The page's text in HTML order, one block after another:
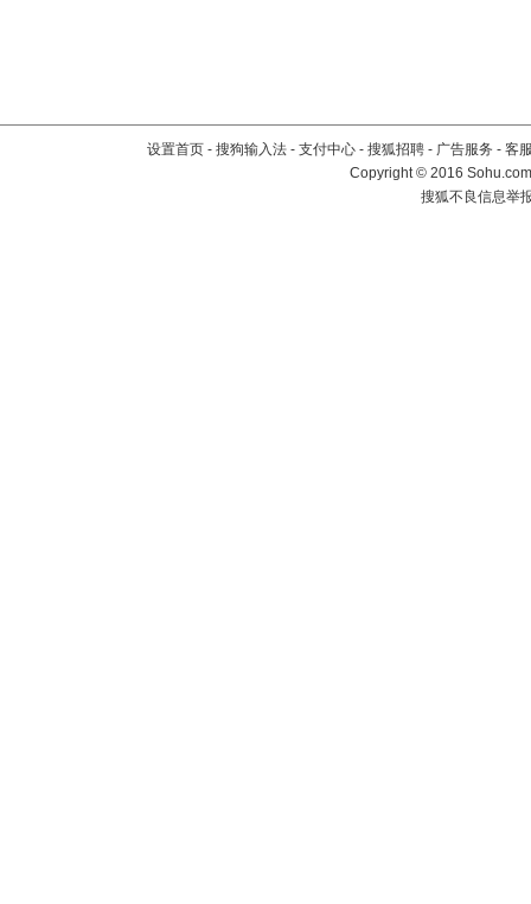
设置首页 - 搜狗输入法 - 支付中心 - 搜狐招聘 - 广告服务 - 客
Copyright©2016
搜狐不良信息举